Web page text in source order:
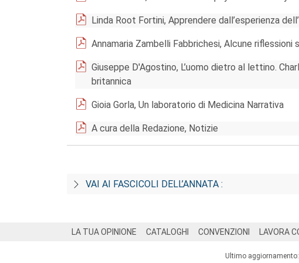
Linda Root Fortini, Apprendere dall’esperienza
Annamaria Zambelli Fabbrichesi, Alcune riflessioni
Giuseppe D'Agostino, L’uomo dietro al lettino.
britannica
Gioia Gorla, Un laboratorio di Medicina Narrativa
A cura della Redazione, Notizie
VAI AI FASCICOLI DELL’ANNATA :
LA TUA OPINIONE CATALOGHI CONVENZIONI LAVORA
Ultimo